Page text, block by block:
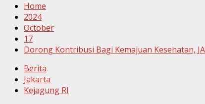
Home
2024
October
17
Dorong Kontribusi Bagi Kemajuan Kesehatan,
Berita
Jakarta
Kejagung RI